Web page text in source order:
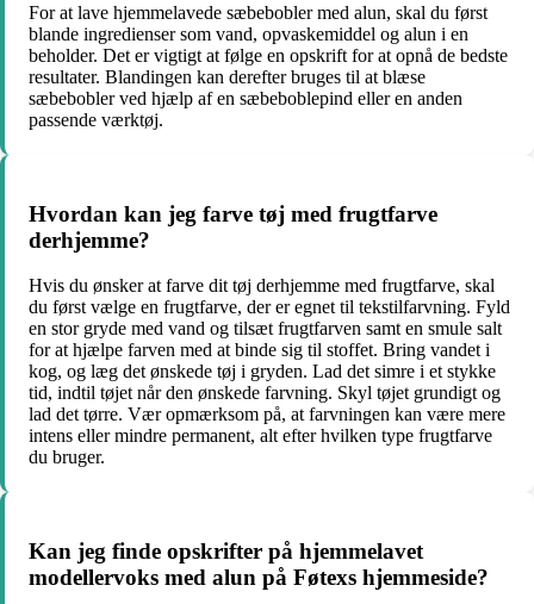
For at lave hjemmelavede sæbebobler med alun, skal du først
blande ingredienser som vand, opvaskemiddel og alun i en
beholder. Det er vigtigt at følge en opskrift for at opnå de bedste
resultater. Blandingen kan derefter bruges til at blæse
sæbebobler ved hjælp af en sæbeboblepind eller en anden
passende værktøj.
Hvordan kan jeg farve tøj med frugtfarve
derhjemme?
Hvis du ønsker at farve dit tøj derhjemme med frugtfarve, skal
du først vælge en frugtfarve, der er egnet til tekstilfarvning. Fyld
en stor gryde med vand og tilsæt frugtfarven samt en smule salt
for at hjælpe farven med at binde sig til stoffet. Bring vandet i
kog, og læg det ønskede tøj i gryden. Lad det simre i et stykke
tid, indtil tøjet når den ønskede farvning. Skyl tøjet grundigt og
lad det tørre. Vær opmærksom på, at farvningen kan være mere
intens eller mindre permanent, alt efter hvilken type frugtfarve
du bruger.
Kan jeg finde opskrifter på hjemmelavet
modellervoks med alun på Føtexs hjemmeside?